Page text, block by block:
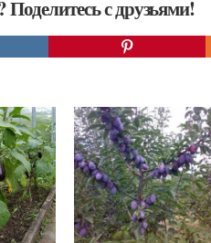
с друзьями!